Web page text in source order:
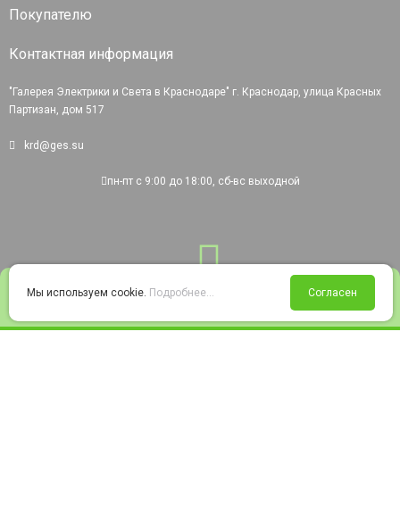
Войти Избранное Корзина
Покупателю
Контактная информация
"Галерея Электрики и Света в Краснодаре" г. Краснодар, улица Красных
Партизан, дом 517
krd@ges.su
пн-пт с 9:00 до 18:00, сб-вс выходной
Мы используем cookie. Подробнее... Согласен